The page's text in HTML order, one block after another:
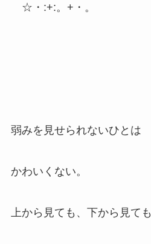
☆・:+:。+・。
弱みを見せられないひとは
かわいくない。
上から見ても、下から見ても